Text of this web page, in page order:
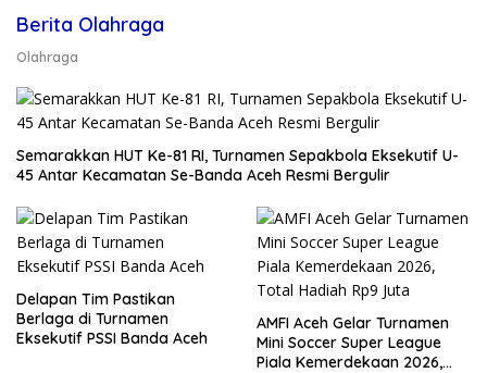
Berita Olahraga
Olahraga
Semarakkan HUT Ke-81 RI, Turnamen Sepakbola Eksekutif U-
45 Antar Kecamatan Se-Banda Aceh Resmi Bergulir
Delapan Tim Pastikan
Berlaga di Turnamen
Eksekutif PSSI Banda Aceh
AMFI Aceh Gelar Turnamen
Mini Soccer Super League
Piala Kemerdekaan 2026,